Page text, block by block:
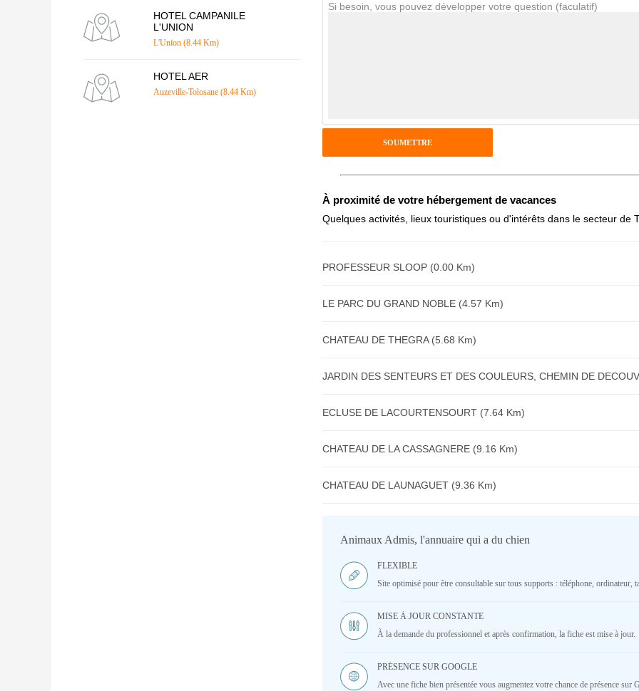
HOTEL CAMPANILE
L'UNION
L'Union (8.44 Km)
HOTEL AER
Auzeville-Tolosane (8.44 Km)
Antispam - Combien font 7x4 (en chiffres) :
Avis sur l'établissement :
Si besoin, vous pouvez développer votre question (faculatif)
À proximité de votre hébergement de vacances
Quelques activités, lieux touristiques ou d'intérêts dans le secteur de
PROFESSEUR SLOOP (0.00 Km)
LE PARC DU GRAND NOBLE (4.57 Km)
CHATEAU DE THEGRA (5.68 Km)
JARDIN DES SENTEURS ET DES COULEURS, CHEMIN DE
ECLUSE DE LACOURTENSOURT (7.64 Km)
CHATEAU DE LA CASSAGNERE (9.16 Km)
CHATEAU DE LAUNAGUET (9.36 Km)
Animaux Admis, l'annuaire qui a du chien
FLEXIBLE
Site optimisé pour être consultable sur tous supports : téléphone, ordinateur,
MISE À JOUR CONSTANTE
À la demande du professionnel et après confirmation, la fiche est mise à jour.
PRÉSENCE SUR GOOGLE
Avec une fiche bien présentée vous augmentez votre chance de présence sur